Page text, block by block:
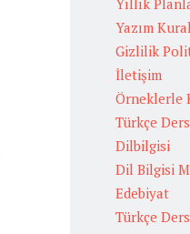
Yıllık
Yazım
Gizlilik
İletişim
Örneklerle
Türkçe
Dilbilgisi
Dil Bilgisi
Edebiyat
Türkçe